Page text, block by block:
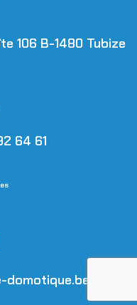
106 B-1480 Tubize
64 61